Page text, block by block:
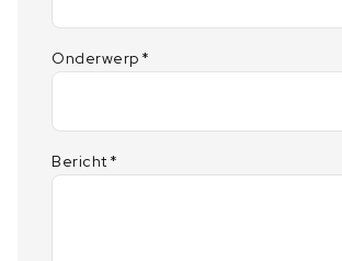
Onderwerp *
Bericht *